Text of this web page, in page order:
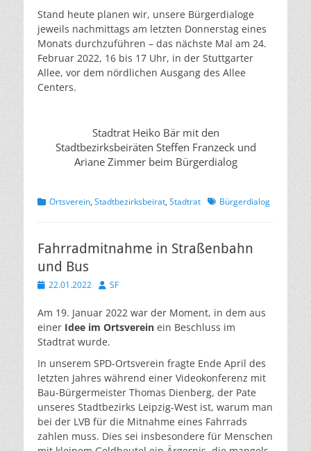
Stand heute planen wir, unsere Bürgerdialoge
jeweils nachmittags am letzten Donnerstag eines
Monats durchzuführen – das nächste Mal am 24.
Februar 2022, 16 bis 17 Uhr, in der Stuttgarter
Allee, vor dem nördlichen Ausgang des Allee
Centers.
Stadtrat Heiko Bär mit den
Stadtbezirksbeiräten Steffen Franzeck und
Ariane Zimmer beim Bürgerdialog
Kategorien
Ortsverein, Stadtbezirksbeirat, Stadtrat Schlagworte
Bürgerdialog
Fahrradmitnahme in Straßenbahn
und Bus
Veröffentlicht
22.01.2022 Autor
SF
Am 19. Januar 2022 war der Moment, in dem aus
einer Idee im Ortsverein ein Beschluss im
Stadtrat wurde.
In unserem SPD-Ortsverein fragte Ende April des
letzten Jahres während einer Videokonferenz mit
Bau-Bürgermeister Thomas Dienberg, der Pate
unseres Stadtbezirks Leipzig-West ist, warum man
bei der LVB für die Mitnahme eines Fahrrads
zahlen muss. Dies sei insbesondere für Menschen